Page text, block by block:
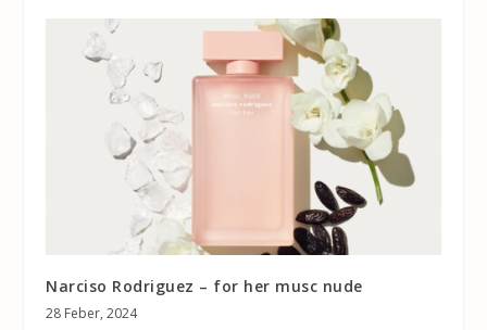
Narciso Rodriguez – for her musc nude
28 Feber, 2024